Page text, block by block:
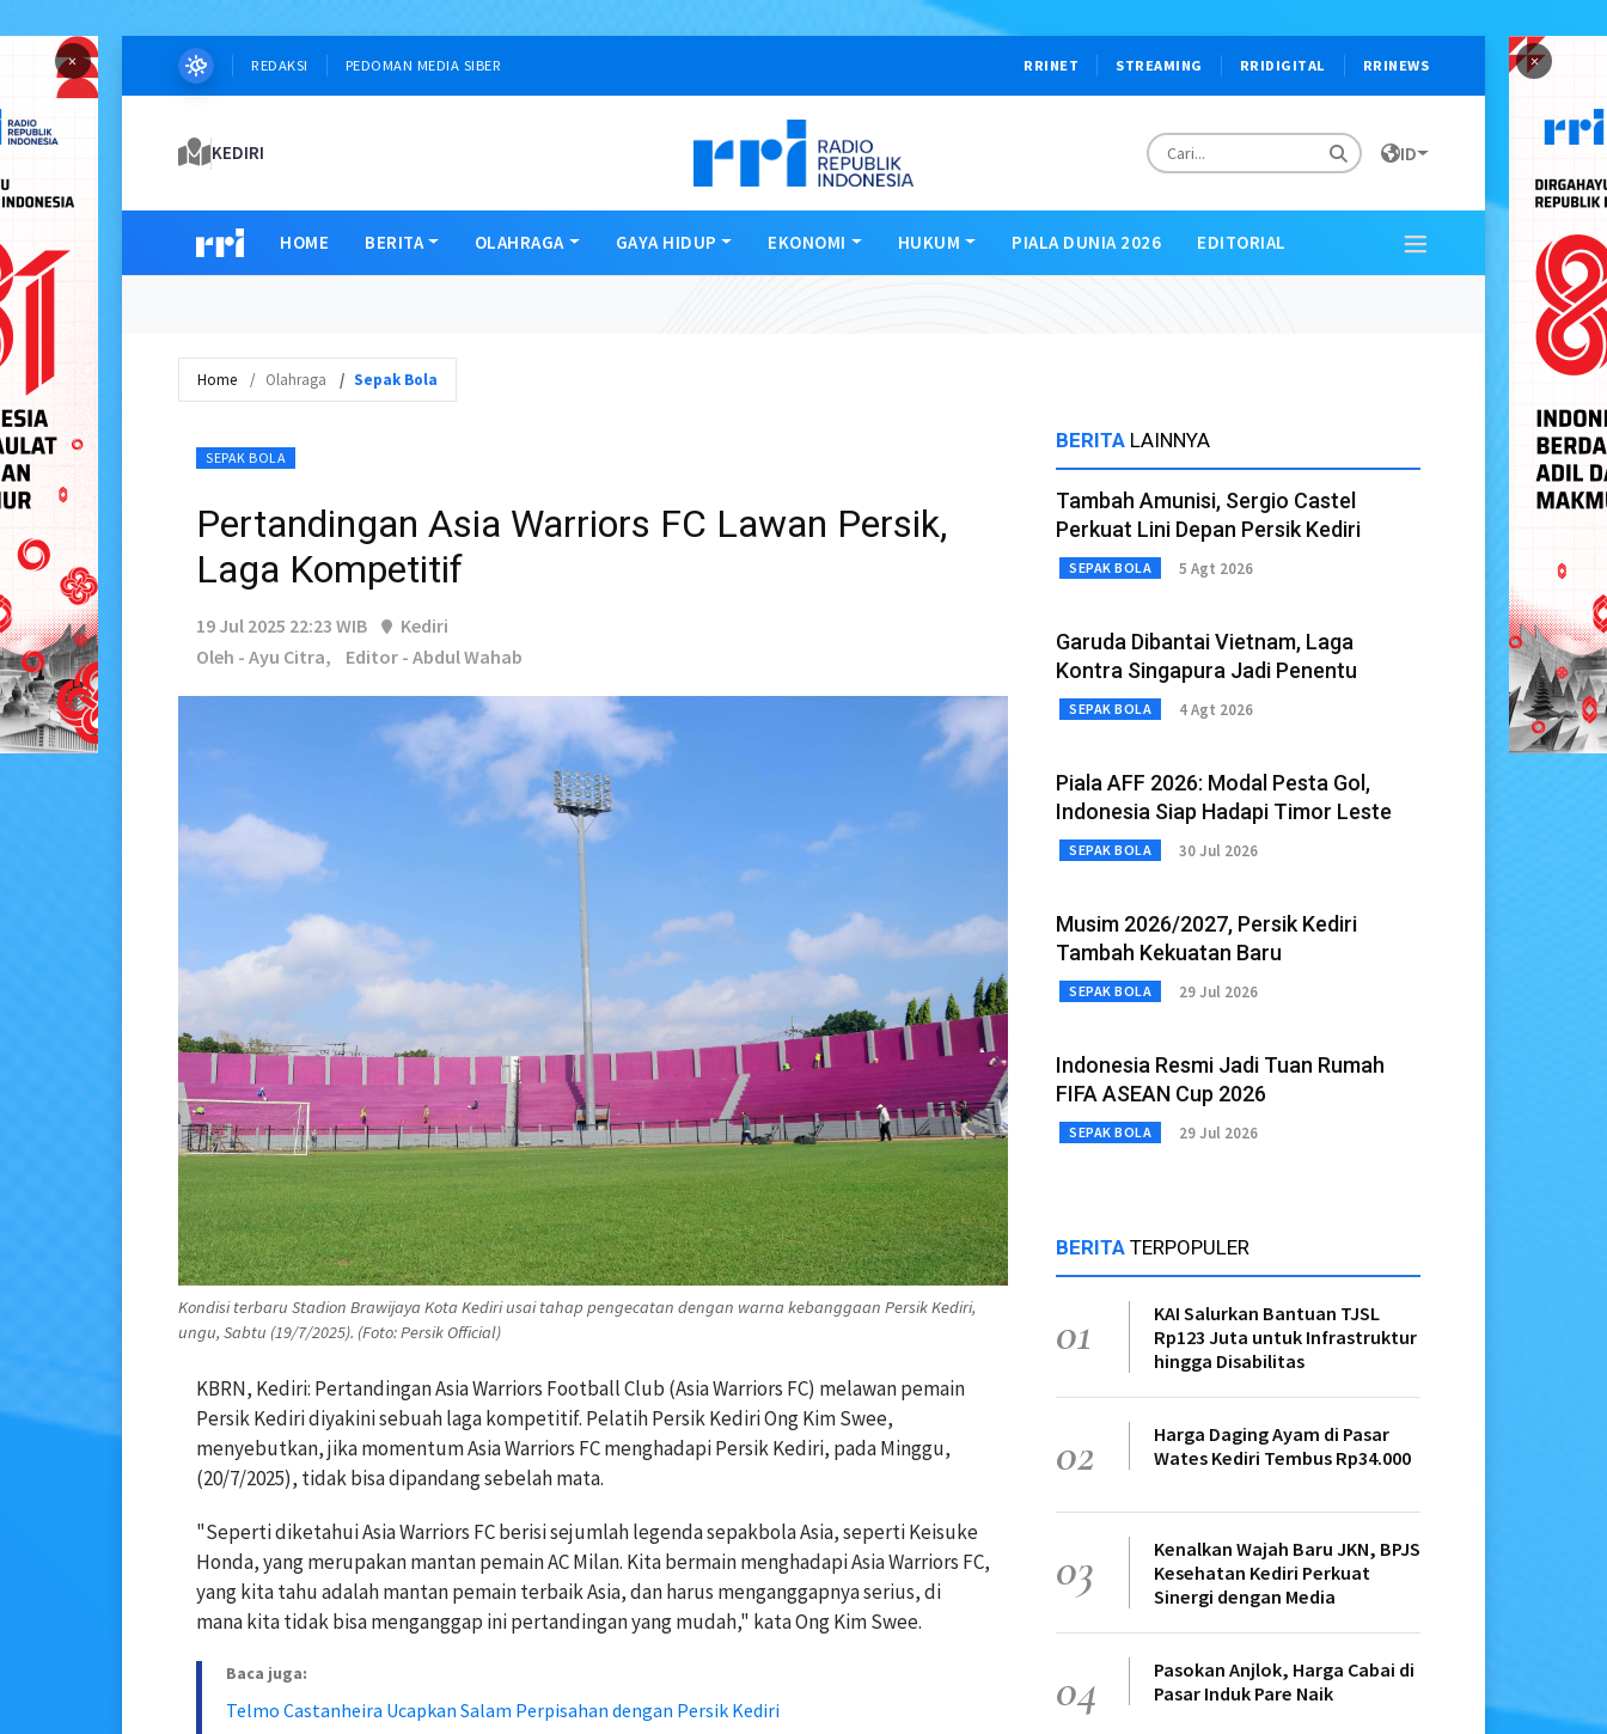
× ×
REDAKSI PEDOMAN MEDIA SIBER RRINET STREAMING RRIDIGITAL RRINEWS
KEDIRI ID
HOME BERITA OLAHRAGA GAYA HIDUP EKONOMI HUKUM PIALA DUNIA 2026 EDITORIAL
Home Olahraga Sepak Bola
SEPAK BOLA
Pertandingan Asia Warriors FC Lawan Persik,
Laga Kompetitif
19 Jul 2025 22:23 WIB
Kediri
Oleh - Ayu Citra,
Editor - Abdul Wahab
Kondisi terbaru Stadion Brawijaya Kota Kediri usai tahap pengecatan dengan warna kebanggaan Persik Kediri,
ungu, Sabtu (19/7/2025). (Foto: Persik Official)
KBRN, Kediri: Pertandingan Asia Warriors Football Club (Asia Warriors FC) melawan pemain
Persik Kediri diyakini sebuah laga kompetitif. Pelatih Persik Kediri Ong Kim Swee,
menyebutkan, jika momentum Asia Warriors FC menghadapi Persik Kediri, pada Minggu,
(20/7/2025), tidak bisa dipandang sebelah mata.
"Seperti diketahui Asia Warriors FC berisi sejumlah legenda sepakbola Asia, seperti Keisuke
Honda, yang merupakan mantan pemain AC Milan. Kita bermain menghadapi Asia Warriors FC,
yang kita tahu adalah mantan pemain terbaik Asia, dan harus menganggapnya serius, di
mana kita tidak bisa menganggap ini pertandingan yang mudah," kata Ong Kim Swee.
Baca juga:
Telmo Castanheira Ucapkan Salam Perpisahan dengan Persik Kediri
BERITA LAINNYA
Tambah Amunisi, Sergio Castel
Perkuat Lini Depan Persik Kediri
SEPAK BOLA 5 Agt 2026
Garuda Dibantai Vietnam, Laga
Kontra Singapura Jadi Penentu
SEPAK BOLA 4 Agt 2026
Piala AFF 2026: Modal Pesta Gol,
Indonesia Siap Hadapi Timor Leste
SEPAK BOLA 30 Jul 2026
Musim 2026/2027, Persik Kediri
Tambah Kekuatan Baru
SEPAK BOLA 29 Jul 2026
Indonesia Resmi Jadi Tuan Rumah
FIFA ASEAN Cup 2026
SEPAK BOLA 29 Jul 2026
BERITA TERPOPULER
01
KAI Salurkan Bantuan TJSL
Rp123 Juta untuk Infrastruktur
hingga Disabilitas
02
Harga Daging Ayam di Pasar
Wates Kediri Tembus Rp34.000
03
Kenalkan Wajah Baru JKN, BPJS
Kesehatan Kediri Perkuat
Sinergi dengan Media
04
Pasokan Anjlok, Harga Cabai di
Pasar Induk Pare Naik